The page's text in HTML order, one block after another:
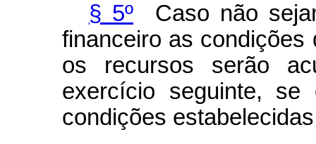
§ 5º Caso não
financeiro as condições
os recursos serão
exercício seguinte,
condições